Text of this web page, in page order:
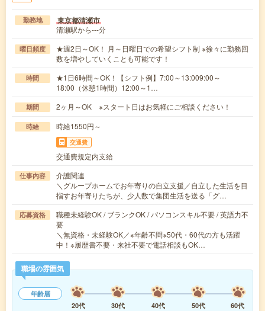
勤務地 東京都清瀬市
清瀬駅から---分
曜日頻度
★週2日～OK！ 月～日曜日での希望シフト制 ※徐々に勤務回
数を増やしていくことも可能です！
時間
★1日6時間～OK！【シフト例】7:00～13:009:00～
18:00（休憩1時間）12:00～1…
期間 2ヶ月～OK ※スタート日はお気軽にご相談ください！
時給 時給1550円～
交通費
交通費規定内支給
仕事内容
介護関連
＼グループホームでお年寄りの自立支援／自立した生活を目
指すお年寄りたちが、少人数で集団生活を送る「グ…
応募資格
職種未経験OK / ブランクOK / パソコンスキル不要 / 英語力不
要
＼無資格・未経験OK／※年齢不問※50代・60代の方も活躍
中！※履歴書不要・来社不要で電話相談もOK…
職場の雰囲気
年齢層
20代
30代 40代 50代
60代